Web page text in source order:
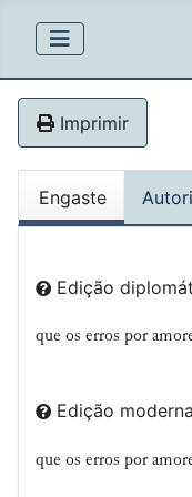
Imprimir
Engaste
Edição
que os erros por
Edição
que os erros por